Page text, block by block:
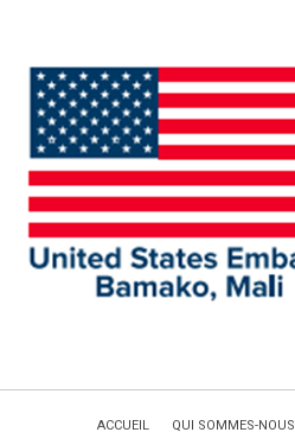
ACCUEIL QUI SOMMES-NOUS